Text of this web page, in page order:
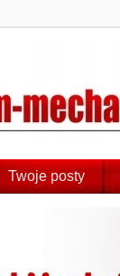
Twoje posty